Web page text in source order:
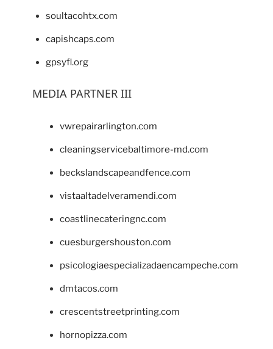
soultacohtx.com
capishcaps.com
gpsyfl.org
MEDIA PARTNER III
vwrepairarlington.com
cleaningservicebaltimore-md.com
beckslandscapeandfence.com
vistaaltadelveramendi.com
coastlinecateringnc.com
cuesburgershouston.com
psicologiaespecializadaencampeche.com
dmtacos.com
crescentstreetprinting.com
hornopizza.com